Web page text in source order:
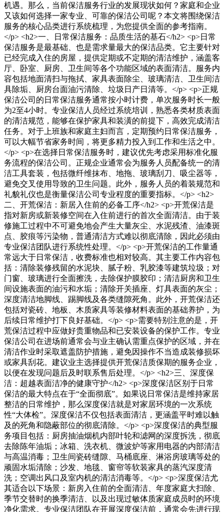
机遇。那么，当前保洁服务行业的发展现状如何？家庭和企业
又该如何选择一家专业、可靠的保洁公司呢？本文将围绕保洁
服务的核心品类进行系统梳理，为您提供全面的参考指南。
</p> <h2>一、日常保洁服务：品质生活的基石</h2> <p>日常
保洁服务是最基础、也是需求量最大的保洁品类。它主要针对
已经完成入住的房屋，提供定期或不定期的清洁维护，涵盖客
厅、卧室、厨房、卫生间等各个功能区域的表面清洁。服务内
容包括地面清扫与拖拭、家具表面除尘、玻璃清洁、卫生间洁
具除垢、厨房台面油污清除、垃圾日产日清等。</p> <p>正规
保洁公司的日常保洁服务通常按小时计费，单次服务时长一般
为2至4小时。专业保洁人员经过系统培训，熟悉各类材质表面
的清洁规范，能够在保护家具和装潢的前提下，高效完成清洁
任务。对于上班族和家庭主妇而言，定期预约日常保洁服务，
可以大幅节省家务时间，将更多精力投入到工作和生活之中。
</p> <p>在选择日常保洁服务时，建议优先考虑采用标准化服
务流程的保洁公司。正规企业通常会为服务人员配备统一的清
洁工具套装，包括微纤维抹布、地拖、玻璃刮刀、吸尘器等，
避免交叉使用导致的卫生问题。此外，服务人员的着装规范和
礼貌礼仪也是衡量保洁公司专业程度的重要指标。</p> <h2>
二、开荒保洁：新居入住前的必备工序</h2> <p>开荒保洁是
指对新房或新装修空间在入住前进行的首次全面清洁。由于装
修施工过程中不可避免地会产生大量灰尘、水泥残渣、油漆斑
点、胶痕等污染物，普通清洁方式难以彻底清除，因此必须由
专业保洁团队进行系统性处理。</p> <p>开荒保洁的工作量通
常远大于日常保洁，收费标准也相对较高。其主要工作内容包
括：清除装修残留的水泥块、腻子粉、乳胶漆等建筑垃圾；对
门窗、玻璃进行全面擦洗，去除保护膜胶印；清洁厨房和卫生
间设施表面的油污和水垢；清除开关插座、灯具表面的灰尘；
深度清洁地脚线、踢脚线及各类缝隙死角。此外，开荒保洁还
包括对瓷砖、地板、木质家具等装修材料表面的基础养护，为
后续日常维护打下良好基础。</p> <p>需要特别注意的是，开
荒保洁过程中应做好贵重物品和已安装设备的保护工作。专业
保洁公司在进场前通常会与业主确认需重点保护的区域，并在
清洁作业时采取遮盖防护措施，避免因操作不当造成装修损坏
或家具刮花。建议业主选择提供开荒保洁质保期的服务企业，
以便在发现问题后及时联系售后处理。</p> <h2>三、深度保
洁：超越表面洁净的健康守护</h2> <p>深度保洁区别于日常
保洁的最大特点在于“全面彻底”。如果说日常保洁是维持家居
整洁的日常维护，那么深度保洁就是对家居环境的一次系统
性“大体检”。深度保洁不仅包括表面清洁，更涵盖平时难以触
及的死角和隐蔽部位的彻底清除。</p> <p>深度保洁的典型服
务项目包括：厨房抽油烟机内部叶轮和滤网的深度拆洗，彻底
去除陈年油垢；冰箱、洗衣机、微波炉等家用电器的内部清洁
与高温消毒；卫生间瓷砖缝隙、马桶底座、淋浴房玻璃等处的
顽固水垢清除；沙发、地毯、窗帘等软装家具的蒸汽深度清
洗；空调出风口及室内机的清洁消毒等。</p> <p>深度保洁尤
其适合以下场景：新房入住前的全面清洁、年度家庭大扫除、
季节交替时的换季清洁、以及出现过敏体质家庭成员时的环境
净化需求。专业保洁团队在开展深度保洁前，通常会先进行现